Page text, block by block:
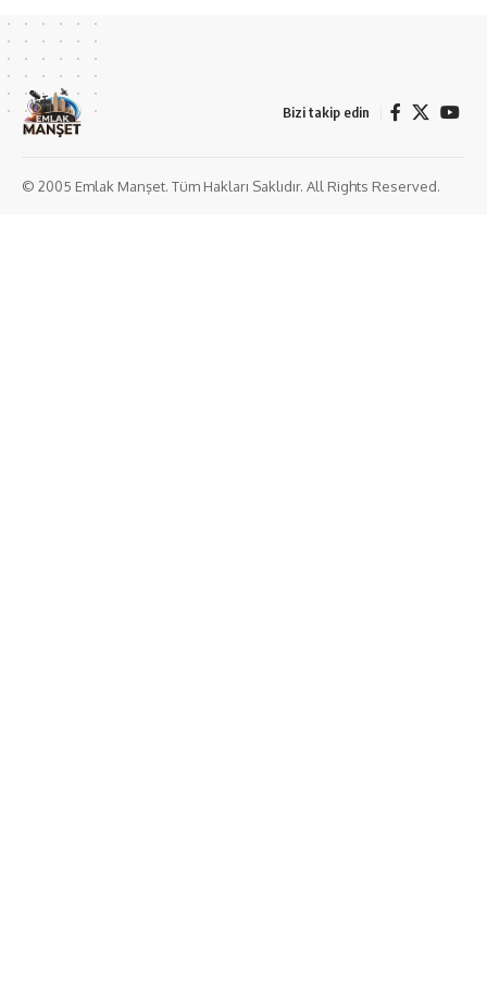
Bizi takip edin
© 2005 Emlak Manşet. Tüm Hakları Saklıdır. All Rights Reserved.